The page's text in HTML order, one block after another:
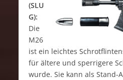
(SLU
G):
Die
M26
ist ein leichtes
für ältere und sperrigere
wurde. Sie kann als Stand-